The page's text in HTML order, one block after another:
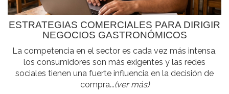
ESTRATEGIAS COMERCIALES PARA DIRIGIR
NEGOCIOS GASTRONÓMICOS
La competencia en el sector es cada vez más intensa,
los consumidores son más exigentes y las redes
sociales tienen una fuerte influencia en la decisión de
compra...(ver más)